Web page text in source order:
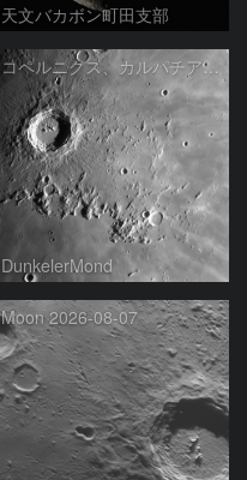
天文バカボン町田支部
コペルニクス、カルパチア山脈付近
DunkelerMond
Moon 2026-08-07